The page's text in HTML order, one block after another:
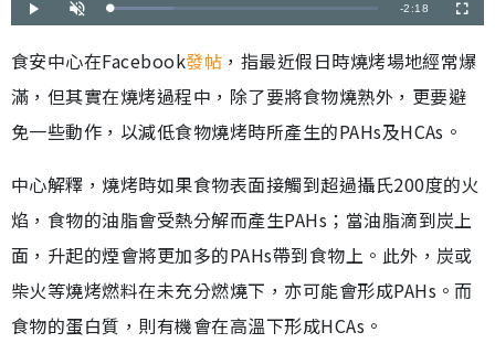
播
放
開
啟
載
入
:
2
.
4
%
剩
-2:18
全
螢
食安中心在Facebook發帖 ，指最近假日時燒烤場地經常爆
滿，但其實在燒烤過程中，除了要將食物燒熟外，更要避
免一些動作，以減低食物燒烤時所產生的PAHs及HCAs。
中心解釋，燒烤時如果食物表面接觸到超過攝氏200度的火
焰，食物的油脂會受熱分解而產生PAHs；當油脂滴到炭上
面，升起的煙會將更加多的PAHs帶到食物上。此外，炭或
柴火等燒烤燃料在未充分燃燒下，亦可能會形成PAHs。而
食物的蛋白質，則有機會在高溫下形成HCAs。